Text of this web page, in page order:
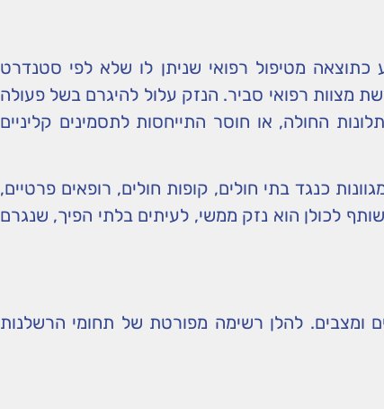
מטיפול רפואי שניתן לו שלא לפי סטנדרט
מצוות רפואי סביר. הנזק עלול להיגרם בשל פעולה
החולה, או חוסר התייחסות לתסמינים קליניים
כנגד בתי חולים, קופות חולים, רופאים פרטיים,
לכולן הוא נזק ממשי, לעיתים בלתי הפיך, שנגרם
ומצבים. להלן רשימה מפורטת של תחומי הרשלנות